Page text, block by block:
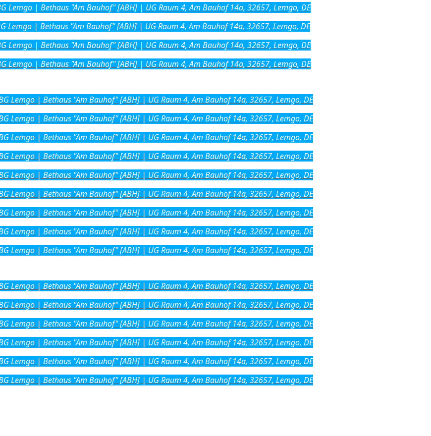
Lemgo | Bethaus "Am Bauhof" [ABH] | UG Raum 4, Am Bauhof 14a, 32657, Lemgo, DE
Lemgo | Bethaus "Am Bauhof" [ABH] | UG Raum 4, Am Bauhof 14a, 32657, Lemgo, DE
Lemgo | Bethaus "Am Bauhof" [ABH] | UG Raum 4, Am Bauhof 14a, 32657, Lemgo, DE
Lemgo | Bethaus "Am Bauhof" [ABH] | UG Raum 4, Am Bauhof 14a, 32657, Lemgo, DE
Lemgo | Bethaus "Am Bauhof" [ABH] | UG Raum 4, Am Bauhof 14a, 32657, Lemgo, DE
Lemgo | Bethaus "Am Bauhof" [ABH] | UG Raum 4, Am Bauhof 14a, 32657, Lemgo, DE
Lemgo | Bethaus "Am Bauhof" [ABH] | UG Raum 4, Am Bauhof 14a, 32657, Lemgo, DE
Lemgo | Bethaus "Am Bauhof" [ABH] | UG Raum 4, Am Bauhof 14a, 32657, Lemgo, DE
Lemgo | Bethaus "Am Bauhof" [ABH] | UG Raum 4, Am Bauhof 14a, 32657, Lemgo, DE
Lemgo | Bethaus "Am Bauhof" [ABH] | UG Raum 4, Am Bauhof 14a, 32657, Lemgo, DE
Lemgo | Bethaus "Am Bauhof" [ABH] | UG Raum 4, Am Bauhof 14a, 32657, Lemgo, DE
Lemgo | Bethaus "Am Bauhof" [ABH] | UG Raum 4, Am Bauhof 14a, 32657, Lemgo, DE
Lemgo | Bethaus "Am Bauhof" [ABH] | UG Raum 4, Am Bauhof 14a, 32657, Lemgo, DE
Lemgo | Bethaus "Am Bauhof" [ABH] | UG Raum 4, Am Bauhof 14a, 32657, Lemgo, DE
Lemgo | Bethaus "Am Bauhof" [ABH] | UG Raum 4, Am Bauhof 14a, 32657, Lemgo, DE
Lemgo | Bethaus "Am Bauhof" [ABH] | UG Raum 4, Am Bauhof 14a, 32657, Lemgo, DE
Lemgo | Bethaus "Am Bauhof" [ABH] | UG Raum 4, Am Bauhof 14a, 32657, Lemgo, DE
Lemgo | Bethaus "Am Bauhof" [ABH] | UG Raum 4, Am Bauhof 14a, 32657, Lemgo, DE
Lemgo | Bethaus "Am Bauhof" [ABH] | UG Raum 4, Am Bauhof 14a, 32657, Lemgo, DE